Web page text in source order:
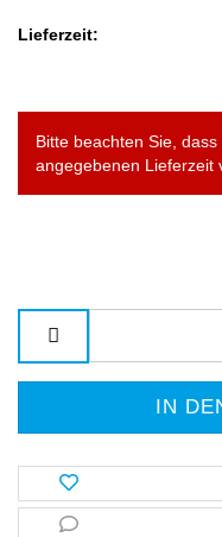
Lieferzeit:
Bitte beachten Sie,
angegebenen Lieferzeit